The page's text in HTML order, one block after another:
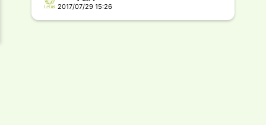
2017/07/29 15:26